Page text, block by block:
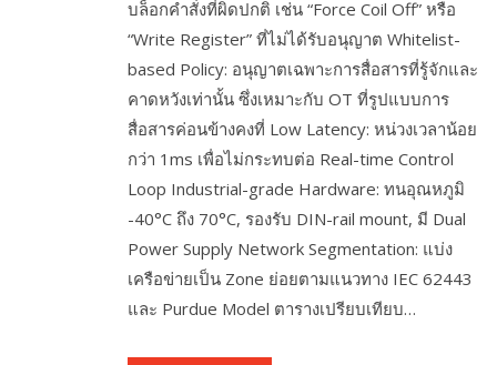
บล็อกคำสั่งที่ผิดปกติ เช่น “Force Coil Off” หรือ
“Write Register” ที่ไม่ได้รับอนุญาต Whitelist-
based Policy: อนุญาตเฉพาะการสื่อสารที่รู้จักและ
คาดหวังเท่านั้น ซึ่งเหมาะกับ OT ที่รูปแบบการ
สื่อสารค่อนข้างคงที่ Low Latency: หน่วงเวลาน้อย
กว่า 1ms เพื่อไม่กระทบต่อ Real-time Control
Loop Industrial-grade Hardware: ทนอุณหภูมิ
-40°C ถึง 70°C, รองรับ DIN-rail mount, มี Dual
Power Supply Network Segmentation: แบ่ง
เครือข่ายเป็น Zone ย่อยตามแนวทาง IEC 62443
และ Purdue Model ตารางเปรียบเทียบ…